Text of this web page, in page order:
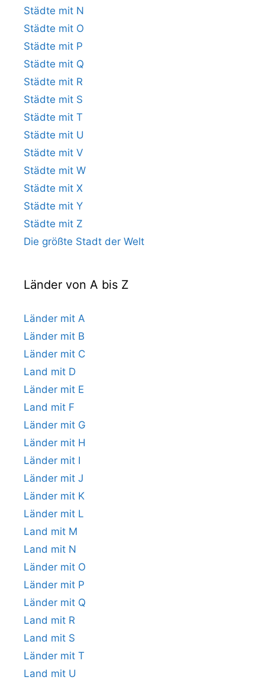
Städte mit N
Städte mit O
Städte mit P
Städte mit Q
Städte mit R
Städte mit S
Städte mit T
Städte mit U
Städte mit V
Städte mit W
Städte mit X
Städte mit Y
Städte mit Z
Die größte Stadt der Welt
Länder von A bis Z
Länder mit A
Länder mit B
Länder mit C
Land mit D
Länder mit E
Land mit F
Länder mit G
Länder mit H
Länder mit I
Länder mit J
Länder mit K
Länder mit L
Land mit M
Land mit N
Länder mit O
Länder mit P
Länder mit Q
Land mit R
Land mit S
Länder mit T
Land mit U